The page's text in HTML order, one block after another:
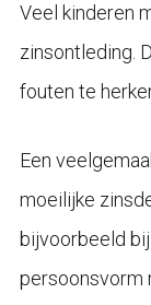
Veel kinderen
zinsontleding.
fouten te
Een
moeilijke
bijvoorbeeld
persoonsvorm